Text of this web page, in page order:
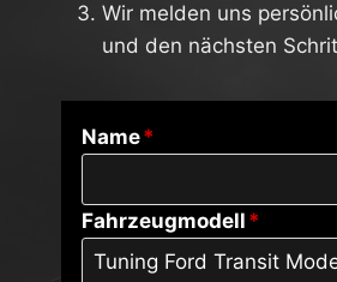
Wir melden uns
und den nächsten
Name*
Fahrzeugmodell *